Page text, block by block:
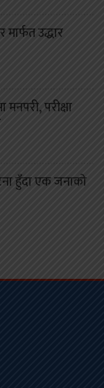
उद्धार
परीक्षा
हुँदा एक जनाको